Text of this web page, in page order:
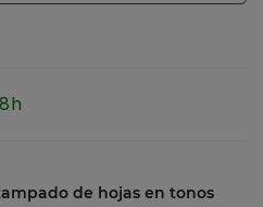
de hojas en tonos